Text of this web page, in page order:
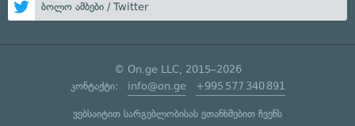
ბოლო ამბები / Twitter
© On.ge LLC, 2015–2026
კონტაქტი: info@on.ge +995 577 340 891
ვებსაიტით სარგებლობისას ეთანხმებით ჩვენს